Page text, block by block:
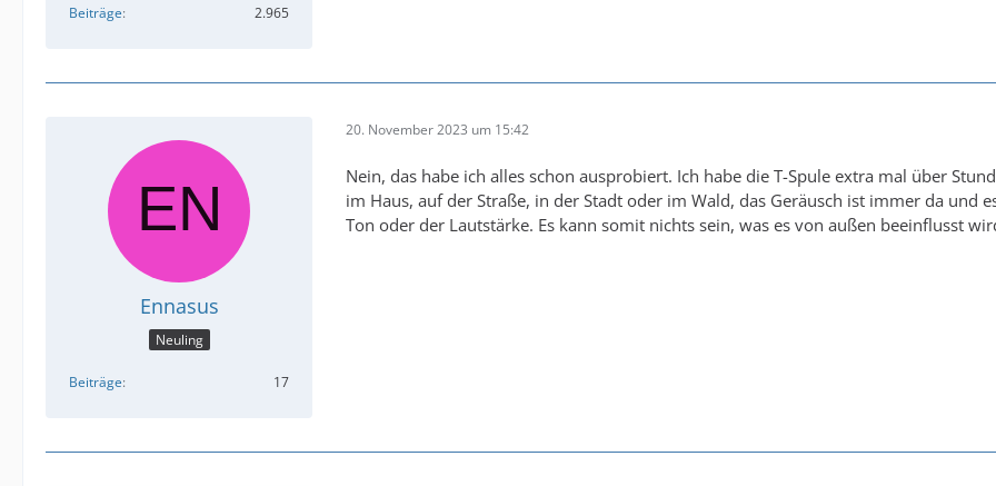
Beiträge
2.965
Ennasus
Neuling
Beiträge 17
20. November 2023 um 15:42
Nein, das habe ich alles schon ausprobiert. Ich habe die T-Spule extra mal über
im Haus, auf der Straße, in der Stadt oder im Wald, das Geräusch ist immer da und
Ton oder der Lautstärke. Es kann somit nichts sein, was es von außen beeinflusst